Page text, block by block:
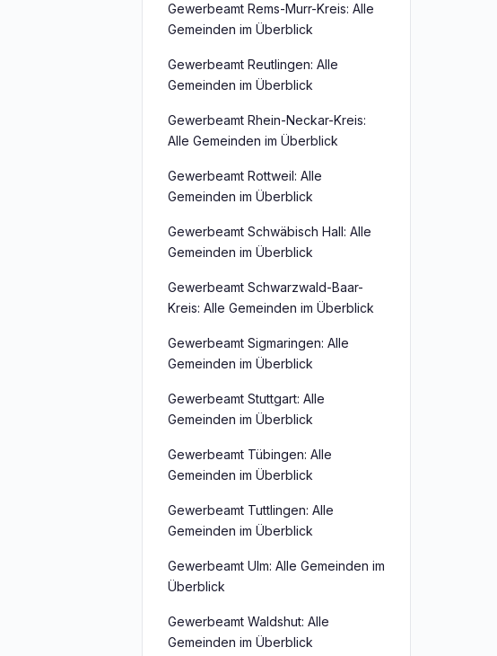
Gewerbeamt Rems-Murr-Kreis: Alle
Gemeinden im Überblick
Gewerbeamt Reutlingen: Alle
Gemeinden im Überblick
Gewerbeamt Rhein-Neckar-Kreis:
Alle Gemeinden im Überblick
Gewerbeamt Rottweil: Alle
Gemeinden im Überblick
Gewerbeamt Schwäbisch Hall: Alle
Gemeinden im Überblick
Gewerbeamt Schwarzwald-Baar-
Kreis: Alle Gemeinden im Überblick
Gewerbeamt Sigmaringen: Alle
Gemeinden im Überblick
Gewerbeamt Stuttgart: Alle
Gemeinden im Überblick
Gewerbeamt Tübingen: Alle
Gemeinden im Überblick
Gewerbeamt Tuttlingen: Alle
Gemeinden im Überblick
Gewerbeamt Ulm: Alle Gemeinden im
Überblick
Gewerbeamt Waldshut: Alle
Gemeinden im Überblick